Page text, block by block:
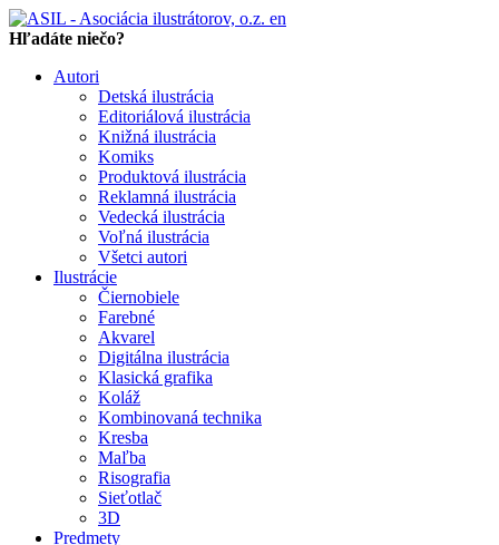
en
Hľadáte niečo?
Autori
Detská ilustrácia
Editoriálová ilustrácia
Knižná ilustrácia
Komiks
Produktová ilustrácia
Reklamná ilustrácia
Vedecká ilustrácia
Voľná ilustrácia
Všetci autori
Ilustrácie
Čiernobiele
Farebné
Akvarel
Digitálna ilustrácia
Klasická grafika
Koláž
Kombinovaná technika
Kresba
Maľba
Risografia
Sieťotlač
3D
Predmety